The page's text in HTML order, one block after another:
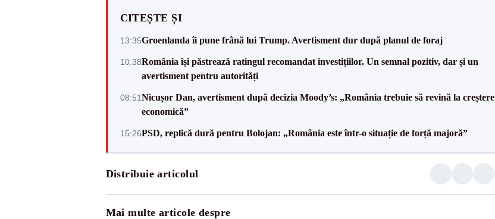
CITEȘTE ȘI
13:35Groenlanda îi pune frână lui Trump. Avertisment dur după planul de foraj
10:38România își păstrează ratingul recomandat investițiilor. Un semnal pozitiv, dar și un
avertisment pentru autorități
08:51Nicușor Dan, avertisment după decizia Moody’s: „România trebuie să revină la creștere
economică”
15:26PSD, replică dură pentru Bolojan: „România este într-o situație de forță majoră”
Distribuie articolul
Mai multe articole despre